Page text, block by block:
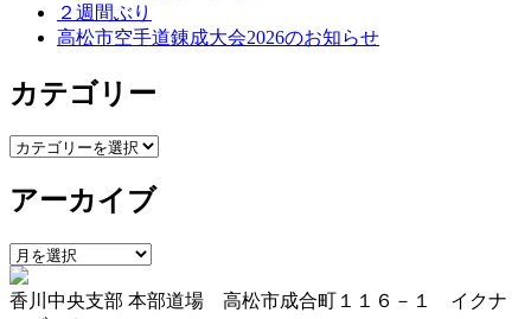
２週間ぶり
高松市空手道錬成大会2026のお知らせ
カテゴリー
カ
ゴ
ー
アーカイブ
ア
ー
カ
香川中央支部 本部道場 高松市成合町１１６－１ イクナ